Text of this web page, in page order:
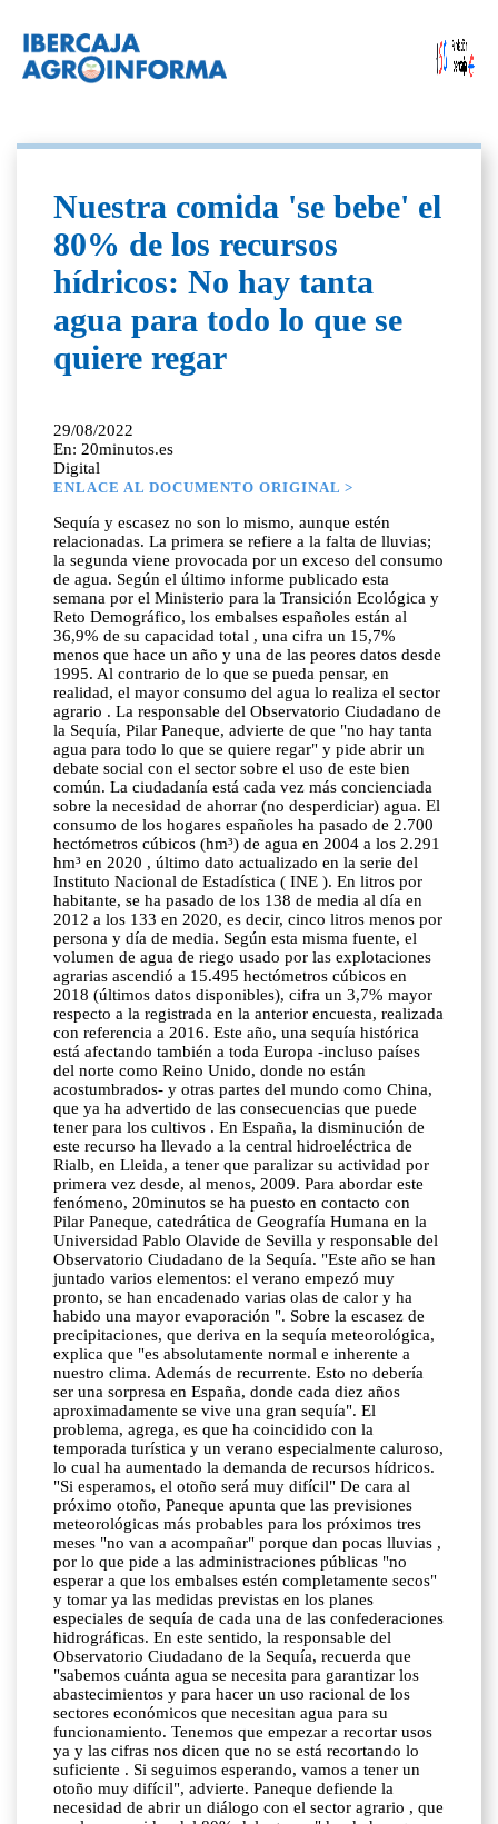
Nuestra comida 'se bebe' el
80% de los recursos
hídricos: No hay tanta
agua para todo lo que se
quiere regar
29/08/2022
En: 20minutos.es
Digital
ENLACE AL DOCUMENTO ORIGINAL >
Sequía y escasez no son lo mismo, aunque estén
relacionadas. La primera se refiere a la falta de lluvias;
la segunda viene provocada por un exceso del consumo
de agua. Según el último informe publicado esta
semana por el Ministerio para la Transición Ecológica y
Reto Demográfico, los embalses españoles están al
36,9% de su capacidad total , una cifra un 15,7%
menos que hace un año y una de las peores datos desde
1995. Al contrario de lo que se pueda pensar, en
realidad, el mayor consumo del agua lo realiza el sector
agrario . La responsable del Observatorio Ciudadano de
la Sequía, Pilar Paneque, advierte de que "no hay tanta
agua para todo lo que se quiere regar" y pide abrir un
debate social con el sector sobre el uso de este bien
común. La ciudadanía está cada vez más concienciada
sobre la necesidad de ahorrar (no desperdiciar) agua. El
consumo de los hogares españoles ha pasado de 2.700
hectómetros cúbicos (hm³) de agua en 2004 a los 2.291
hm³ en 2020 , último dato actualizado en la serie del
Instituto Nacional de Estadística ( INE ). En litros por
habitante, se ha pasado de los 138 de media al día en
2012 a los 133 en 2020, es decir, cinco litros menos por
persona y día de media. Según esta misma fuente, el
volumen de agua de riego usado por las explotaciones
agrarias ascendió a 15.495 hectómetros cúbicos en
2018 (últimos datos disponibles), cifra un 3,7% mayor
respecto a la registrada en la anterior encuesta, realizada
con referencia a 2016. Este año, una sequía histórica
está afectando también a toda Europa -incluso países
del norte como Reino Unido, donde no están
acostumbrados- y otras partes del mundo como China,
que ya ha advertido de las consecuencias que puede
tener para los cultivos . En España, la disminución de
este recurso ha llevado a la central hidroeléctrica de
Rialb, en Lleida, a tener que paralizar su actividad por
primera vez desde, al menos, 2009. Para abordar este
fenómeno, 20minutos se ha puesto en contacto con
Pilar Paneque, catedrática de Geografía Humana en la
Universidad Pablo Olavide de Sevilla y responsable del
Observatorio Ciudadano de la Sequía. "Este año se han
juntado varios elementos: el verano empezó muy
pronto, se han encadenado varias olas de calor y ha
habido una mayor evaporación ". Sobre la escasez de
precipitaciones, que deriva en la sequía meteorológica,
explica que "es absolutamente normal e inherente a
nuestro clima. Además de recurrente. Esto no debería
ser una sorpresa en España, donde cada diez años
aproximadamente se vive una gran sequía". El
problema, agrega, es que ha coincidido con la
temporada turística y un verano especialmente caluroso,
lo cual ha aumentado la demanda de recursos hídricos.
"Si esperamos, el otoño será muy difícil" De cara al
próximo otoño, Paneque apunta que las previsiones
meteorológicas más probables para los próximos tres
meses "no van a acompañar" porque dan pocas lluvias ,
por lo que pide a las administraciones públicas "no
esperar a que los embalses estén completamente secos"
y tomar ya las medidas previstas en los planes
especiales de sequía de cada una de las confederaciones
hidrográficas. En este sentido, la responsable del
Observatorio Ciudadano de la Sequía, recuerda que
"sabemos cuánta agua se necesita para garantizar los
abastecimientos y para hacer un uso racional de los
sectores económicos que necesitan agua para su
funcionamiento. Tenemos que empezar a recortar usos
ya y las cifras nos dicen que no se está recortando lo
suficiente . Si seguimos esperando, vamos a tener un
otoño muy difícil", advierte. Paneque defiende la
necesidad de abrir un diálogo con el sector agrario , que